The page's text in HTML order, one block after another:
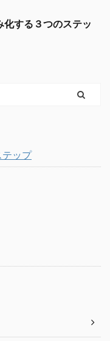
する３つのステッ
ップ